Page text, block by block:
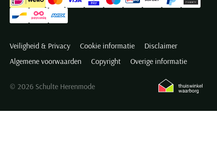
Veiligheid & Privacy Cookie informatie
Disclaimer
Algemene voorwaarden
Copyright Overige informatie
© 2026 Schulte Herenmode